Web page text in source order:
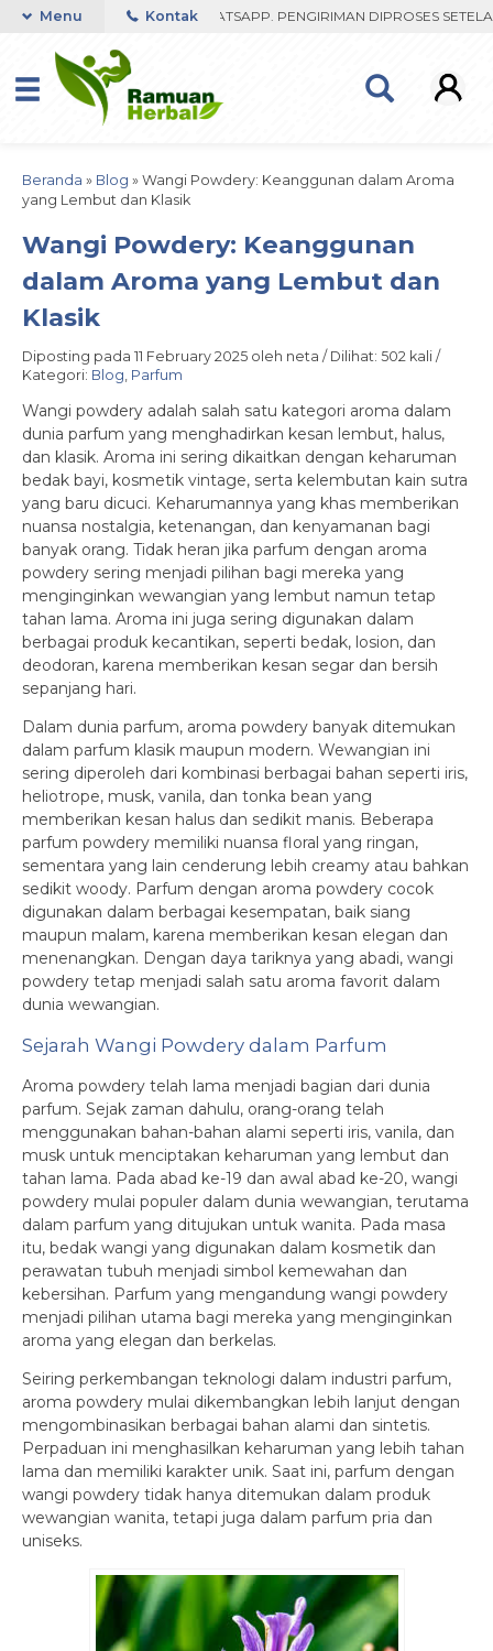
RESPON ORDER VIA WHATSAPP. PENGIRIMAN DIPROSES SETELAH
Menu Kontak
Beranda » Blog » Wangi Powdery: Keanggunan dalam Aroma
yang Lembut dan Klasik
Wangi Powdery: Keanggunan
dalam Aroma yang Lembut dan
Klasik
Diposting pada 11 February 2025 oleh neta / Dilihat: 502 kali /
Kategori: Blog, Parfum
Wangi powdery adalah salah satu kategori aroma dalam
dunia parfum yang menghadirkan kesan lembut, halus,
dan klasik. Aroma ini sering dikaitkan dengan keharuman
bedak bayi, kosmetik vintage, serta kelembutan kain sutra
yang baru dicuci. Keharumannya yang khas memberikan
nuansa nostalgia, ketenangan, dan kenyamanan bagi
banyak orang. Tidak heran jika parfum dengan aroma
powdery sering menjadi pilihan bagi mereka yang
menginginkan wewangian yang lembut namun tetap
tahan lama. Aroma ini juga sering digunakan dalam
berbagai produk kecantikan, seperti bedak, losion, dan
deodoran, karena memberikan kesan segar dan bersih
sepanjang hari.
Dalam dunia parfum, aroma powdery banyak ditemukan
dalam parfum klasik maupun modern. Wewangian ini
sering diperoleh dari kombinasi berbagai bahan seperti iris,
heliotrope, musk, vanila, dan tonka bean yang
memberikan kesan halus dan sedikit manis. Beberapa
parfum powdery memiliki nuansa floral yang ringan,
sementara yang lain cenderung lebih creamy atau bahkan
sedikit woody. Parfum dengan aroma powdery cocok
digunakan dalam berbagai kesempatan, baik siang
maupun malam, karena memberikan kesan elegan dan
menenangkan. Dengan daya tariknya yang abadi, wangi
powdery tetap menjadi salah satu aroma favorit dalam
dunia wewangian.
Sejarah Wangi Powdery dalam Parfum
Aroma powdery telah lama menjadi bagian dari dunia
parfum. Sejak zaman dahulu, orang-orang telah
menggunakan bahan-bahan alami seperti iris, vanila, dan
musk untuk menciptakan keharuman yang lembut dan
tahan lama. Pada abad ke-19 dan awal abad ke-20, wangi
powdery mulai populer dalam dunia wewangian, terutama
dalam parfum yang ditujukan untuk wanita. Pada masa
itu, bedak wangi yang digunakan dalam kosmetik dan
perawatan tubuh menjadi simbol kemewahan dan
kebersihan. Parfum yang mengandung wangi powdery
menjadi pilihan utama bagi mereka yang menginginkan
aroma yang elegan dan berkelas.
Seiring perkembangan teknologi dalam industri parfum,
aroma powdery mulai dikembangkan lebih lanjut dengan
mengombinasikan berbagai bahan alami dan sintetis.
Perpaduan ini menghasilkan keharuman yang lebih tahan
lama dan memiliki karakter unik. Saat ini, parfum dengan
wangi powdery tidak hanya ditemukan dalam produk
wewangian wanita, tetapi juga dalam parfum pria dan
uniseks.